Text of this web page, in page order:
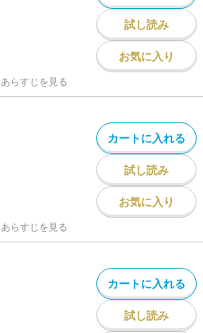
試し読み
お気に入り
あらすじを見る
カートに入れる
試し読み
お気に入り
あらすじを見る
カートに入れる
試し読み